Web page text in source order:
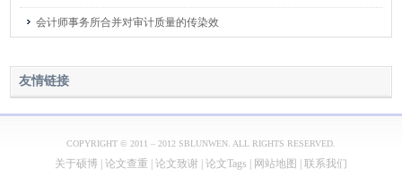
会计师事务所合并对审计质量的传染效
友情链接
COPYRIGHT © 2011 – 2012 SBLUNWEN. ALL RIGHTS RESERVED.
关于硕博 论文查重 论文致谢 论文Tags 网站地图 联系我们